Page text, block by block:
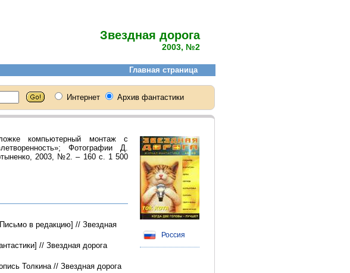
Звездная дорога
2003, №2
Россия
компьютерный монтаж с
Фотографии Д.
2003, №2. – 160 с. 1 500
в редакцию] // Звездная
// Звездная дорога
Толкина // Звездная дорога